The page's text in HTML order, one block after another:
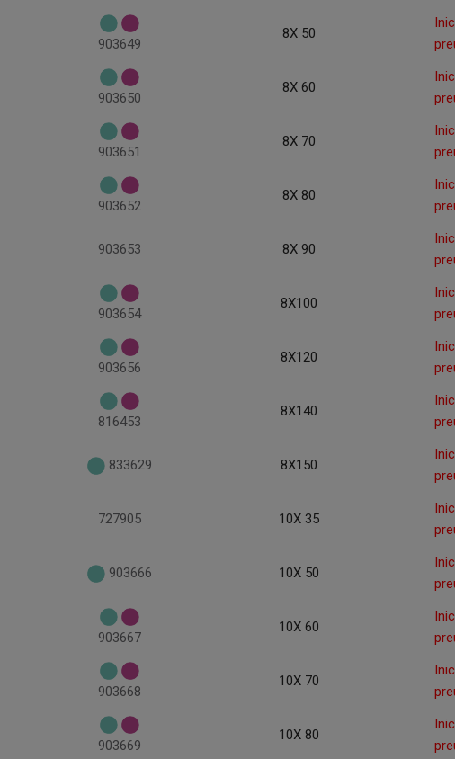
903649
8X 50
903650
8X 60
903651
8X 70
903652
8X 80
903653 8X 90
903654
8X100
903656
8X120
816453
8X140
833629 8X150
727905 10X 35
903666 10X 50
903667
10X 60
903668
10X 70
903669
10X 80